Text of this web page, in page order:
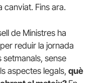
canviat. Fins ara.
de Ministres ha
reduir la jornada
sense
aspectes legals, què